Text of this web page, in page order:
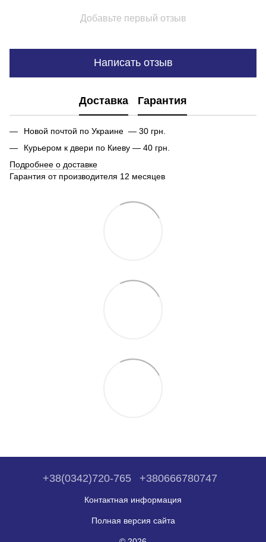
Добавьте первый отзыв
Написать отзыв
Доставка Гарантия
Новой почтой по Украине — 30 грн.
Курьером к двери по Киеву — 40 грн.
Подробнее о доставке
Гарантия от производителя 12 месяцев
+38(0342)720-765 +380666780747
Контактная информация
Полная версия сайта